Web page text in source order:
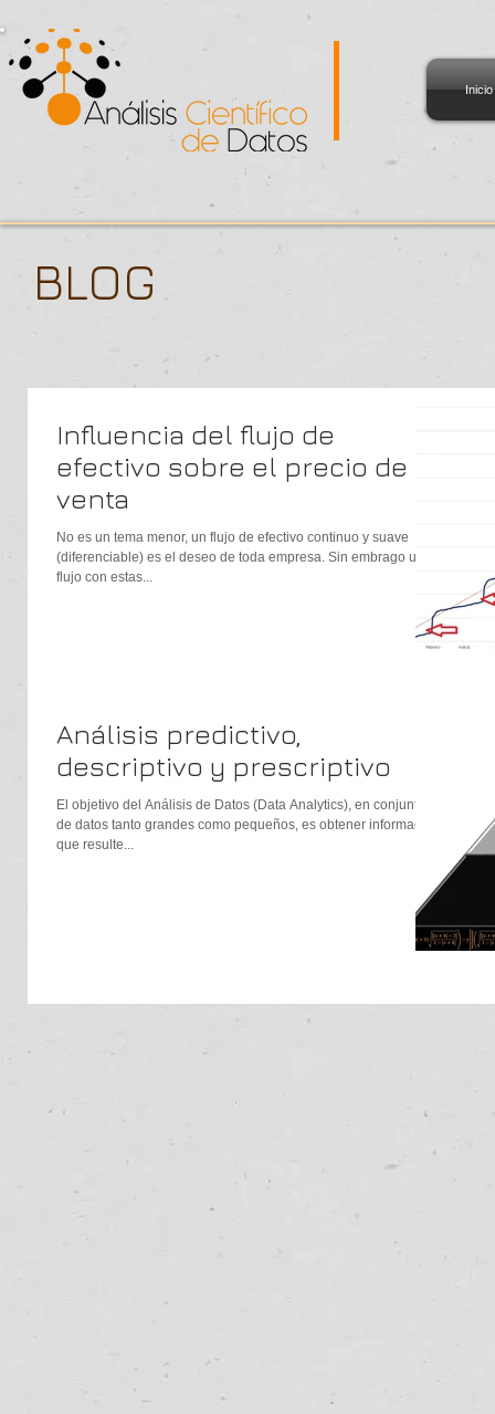
Inicio
BLOG
Influencia del flujo de
efectivo sobre el precio de
venta
No es un tema menor, un flujo de efectivo continuo y suave
(diferenciable) es el deseo de toda empresa. Sin embrago un
flujo con estas...
Análisis predictivo,
descriptivo y prescriptivo
El objetivo del Análisis de Datos (Data Analytics), en conjuntos
de datos tanto grandes como pequeños, es obtener información
que resulte...